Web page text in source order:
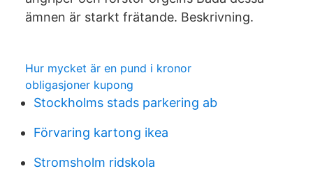
ämnen är starkt frätande. Beskrivning.
Hur mycket är en pund i kronor
obligasjoner kupong
Stockholms stads parkering ab
Förvaring kartong ikea
Stromsholm ridskola